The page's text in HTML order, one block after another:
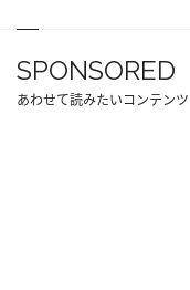
SPONSORED
あわせて読みたいコンテンツ